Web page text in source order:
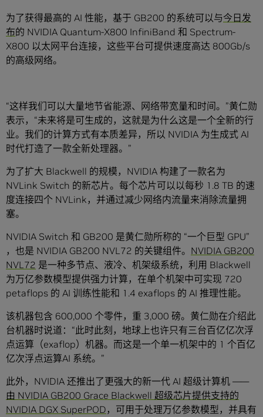
为了获得最高的 AI 性能，基于 GB200 的系统可以与今日发
布的 NVIDIA Quantum-X800 InfiniBand 和 Spectrum-
X800 以太网平台连接，这些平台可提供速度高达 800Gb/s
的高级网络。
“这样我们可以大量地节省能源、网络带宽量和时间。”黄仁勋
表示，“未来将是可生成的，这就是为什么这是一个全新的行
业。我们的计算方式有本质差异，所以 NVIDIA 为生成式 AI
时代打造了一款全新处理器。”
为了扩大 Blackwell 的规模，NVIDIA 构建了一款名为
NVLink Switch 的新芯片。每个芯片可以以每秒 1.8 TB 的速
度连接四个 NVLink，并通过减少网络内流量来消除流量拥
塞。
NVIDIA Switch 和 GB200 是黄仁勋所称的 “一个巨型 GPU”
，也是 NVIDIA GB200 NVL72 的关键组件。 NVIDIA GB200
NVL72 是一种多节点、液冷、机架级系统，利用 Blackwell
为万亿参数模型提供强力计算，在单个机架中可实现 720
petaflops 的 AI 训练性能和 1.4 exaflops 的 AI 推理性能。
该机器包含 600,000 个零件，重 3,000 磅。黄仁勋在介绍此
台机器时说道：“此时此刻，地球上也许只有三台百亿亿次浮
点运算（exaflop）机器。而这是一个单一机架中的 1 个百亿
亿次浮点运算AI 系统。”
此外，NVIDIA 还推出了更强大的新一代 AI 超级计算机 ——
由 NVIDIA GB200 Grace Blackwell 超级芯片提供支持的
NVIDIA DGX SuperPOD，可用于处理万亿参数模型，并具有